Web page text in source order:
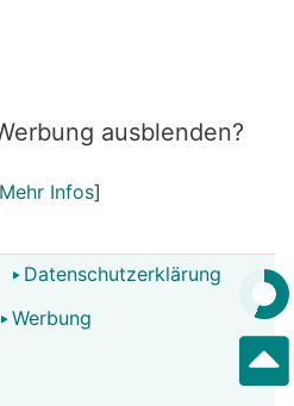
ausblenden?
Mehr Infos]
Datenschutzerklärung
Werbung